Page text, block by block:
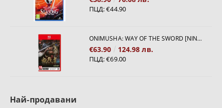
ПЦД:€44.90
ONIMUSHA: WAY OF THE SWORD [NINTENDO SWITCH 2]
€63.90 124.98 лв.
ПЦД:€69.00
Най-продавани